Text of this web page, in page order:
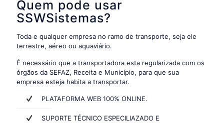
Quem pode usar
SSWSistemas?
Toda e qualquer empresa no ramo de transporte, seja ele
terrestre, aéreo ou aquaviário.
É necessário que a transportadora esta regularizada com os
órgãos da SEFAZ, Receita e Município, para que sua
empresa esteja habita a transportar.
PLATAFORMA WEB 100% ONLINE.
SUPORTE TÉCNICO ESPECILIAZADO E